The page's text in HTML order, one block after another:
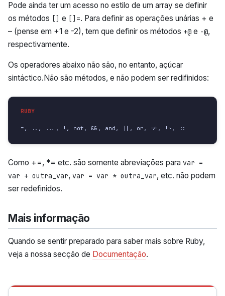
Pode ainda ter um acesso no estilo de um array se definir
os métodos [] e []=. Para definir as operações unárias + e
– (pense em +1 e -2), tem que definir os métodos +@ e -@,
respectivamente.
Os operadores abaixo não são, no entanto, açúcar
sintáctico.Não são métodos, e não podem ser redifinidos:
=, .., ..., !, not, &&, and, ||, or, !=, !~, ::
Como +=, *= etc. são somente abreviações para var =
var + outra_var, var = var * outra_var, etc. não podem
ser redefinidos.
Mais informação
Quando se sentir preparado para saber mais sobre Ruby,
veja a nossa secção de Documentação.